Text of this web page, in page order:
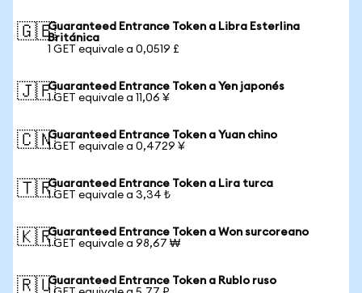
🇬🇧Guaranteed Entrance Token a Libra Esterlina
Británica
1 GET equivale a 0,0519 £
🇯🇵Guaranteed Entrance Token a Yen japonés
1 GET equivale a 11,06 ¥
🇨🇳Guaranteed Entrance Token a Yuan chino
1 GET equivale a 0,4729 ¥
🇹🇷Guaranteed Entrance Token a Lira turca
1 GET equivale a 3,34 ₺
🇰🇷Guaranteed Entrance Token a Won surcoreano
1 GET equivale a 98,67 ₩
🇷🇺Guaranteed Entrance Token a Rublo ruso